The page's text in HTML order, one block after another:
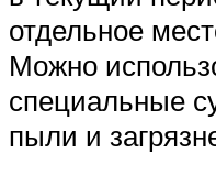
отдельное
Можно
специальные
пыли и